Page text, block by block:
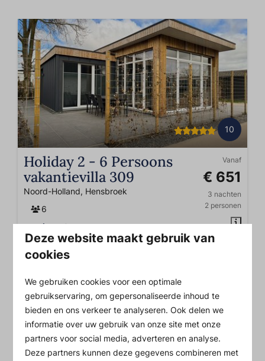
10
Vanaf
€ 651
3 nachten
2 personen
Holiday 2 - 6 Persoons
vakantievilla 309
Noord-Holland, Hensbroek
6
Wifi in accommodatie
Deze website maakt gebruik van
cookies
We gebruiken cookies voor een optimale
gebruikservaring, om gepersonaliseerde inhoud te
bieden en ons verkeer te analyseren. Ook delen we
informatie over uw gebruik van onze site met onze
partners voor social media, adverteren en analyse.
Deze partners kunnen deze gegevens combineren met